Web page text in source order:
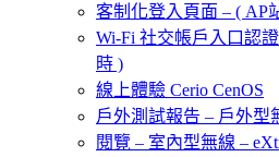
客制化登入頁面 – ( AP
Wi-Fi 社交帳戶入口認
時 )
線上體驗 Cerio CenOS
戶外測試報告 – 戶外型
閱覽 – 室內型無線 –